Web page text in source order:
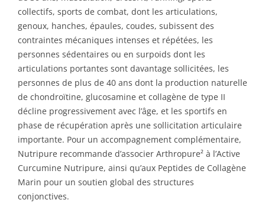
collectifs, sports de combat, dont les articulations,
genoux, hanches, épaules, coudes, subissent des
contraintes mécaniques intenses et répétées, les
personnes sédentaires ou en surpoids dont les
articulations portantes sont davantage sollicitées, les
personnes de plus de 40 ans dont la production naturelle
de chondroïtine, glucosamine et collagène de type II
décline progressivement avec l’âge, et les sportifs en
phase de récupération après une sollicitation articulaire
importante. Pour un accompagnement complémentaire,
Nutripure recommande d’associer Arthropure² à l’Active
Curcumine Nutripure, ainsi qu’aux Peptides de Collagène
Marin pour un soutien global des structures
conjonctives.